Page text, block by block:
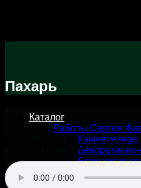
Каталог
Работы Сергея
Камнерезное
Бронзовая
Пахарь
Прослушать реплику